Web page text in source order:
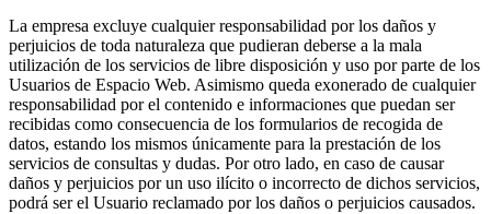
La empresa excluye cualquier responsabilidad por los daños y
perjuicios de toda naturaleza que pudieran deberse a la mala
utilización de los servicios de libre disposición y uso por parte de los
Usuarios de Espacio Web. Asimismo queda exonerado de cualquier
responsabilidad por el contenido e informaciones que puedan ser
recibidas como consecuencia de los formularios de recogida de
datos, estando los mismos únicamente para la prestación de los
servicios de consultas y dudas. Por otro lado, en caso de causar
daños y perjuicios por un uso ilícito o incorrecto de dichos servicios,
podrá ser el Usuario reclamado por los daños o perjuicios causados.